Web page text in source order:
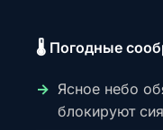
🌡️ Погодные
Ясное небо
блокируют